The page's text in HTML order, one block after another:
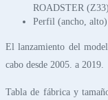
ROADSTER
Perfil (ancho,
El lanzamiento del
cabo desde 2005. a 2019.
Tabla de fábrica y